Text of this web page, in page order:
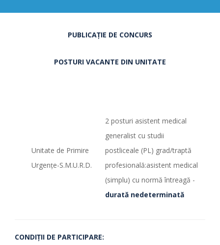
PUBLICAȚIE DE CONCURS
POSTURI VACANTE DIN UNITATE
Unitate de Primire
Urgenţe-S.M.U.R.D.
2 posturi asistent medical
generalist cu studii
postliceale (PL) grad/traptă
profesională:asistent medical
(simplu) cu normă întreagă -
durată nedeterminată
CONDIŢII DE PARTICIPARE: